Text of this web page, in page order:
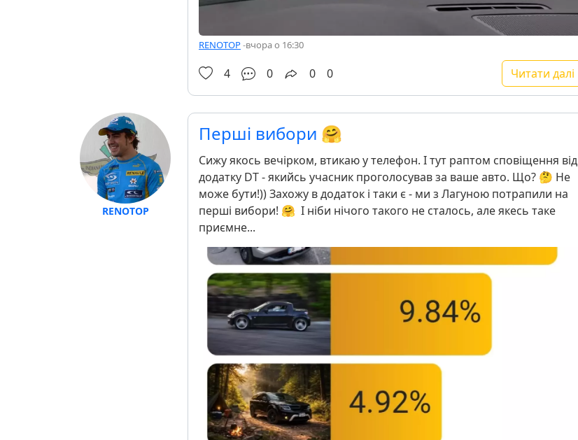
RENOTOP-вчора о 16:30
4 0 0 0 Читати далі
RENOTOP
Перші вибори 🤗
Сижу якось вечірком, втикаю у телефон. І тут раптом сповіщення від
додатку DT - якийсь учасник проголосував за ваше авто. Що? 🤔 Не
може бути!)) Захожу в додаток і таки є - ми з Лагуною потрапили на
перші вибори! 🤗 І ніби нічого такого не сталось, але якесь таке
приємне...